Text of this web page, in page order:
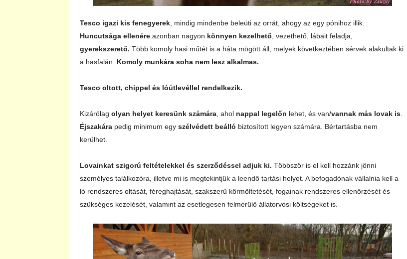
Tesco igazi kis fenegyerek , mindig mindenbe beleüti az orrát, ahogy az egy pónihoz illik.
Huncutsága ellenére azonban nagyon könnyen kezelhető , vezethető, lábait feladja,
gyerekszerető. Több komoly hasi műtét is a háta mögött áll, melyek következtében sérvek alakultak ki
a hasfalán. Komoly munkára soha nem lesz alkalmas.
Tesco oltott, chippel és lóútlevéllel rendelkezik.
Kizárólag olyan helyet keresünk számára , ahol nappal legelőn lehet, és van/vannak más lovak is
Éjszakára pedig minimum egy szélvédett beálló biztosított legyen számára. Bértartásba nem
kerülhet.
Lovainkat szigorú feltételekkel és szerződéssel adjuk ki. Többször is el kell hozzánk jönni
személyes találkozóra, illetve mi is megtekintjük a leendő tartási helyet. A befogadónak vállalnia kell a
ló rendszeres oltását, féreghajtását, szakszerű körmöltetését, fogainak rendszeres ellenőrzését és
szükséges kezelését, valamint az esetlegesen felmerülő állatorvosi költségeket is.